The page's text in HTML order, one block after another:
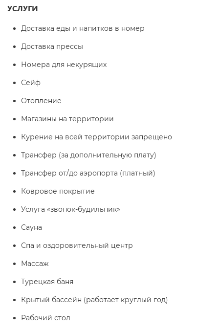
УСЛУГИ
Доставка еды и напитков в номер
Доставка прессы
Номера для некурящих
Сейф
Отопление
Магазины на территории
Курение на всей территории запрещено
Трансфер (за дополнительную плату)
Трансфер от/до аэропорта (платный)
Ковровое покрытие
Услуга «звонок-будильник»
Сауна
Спа и оздоровительный центр
Массаж
Турецкая баня
Крытый бассейн (работает круглый год)
Рабочий стол